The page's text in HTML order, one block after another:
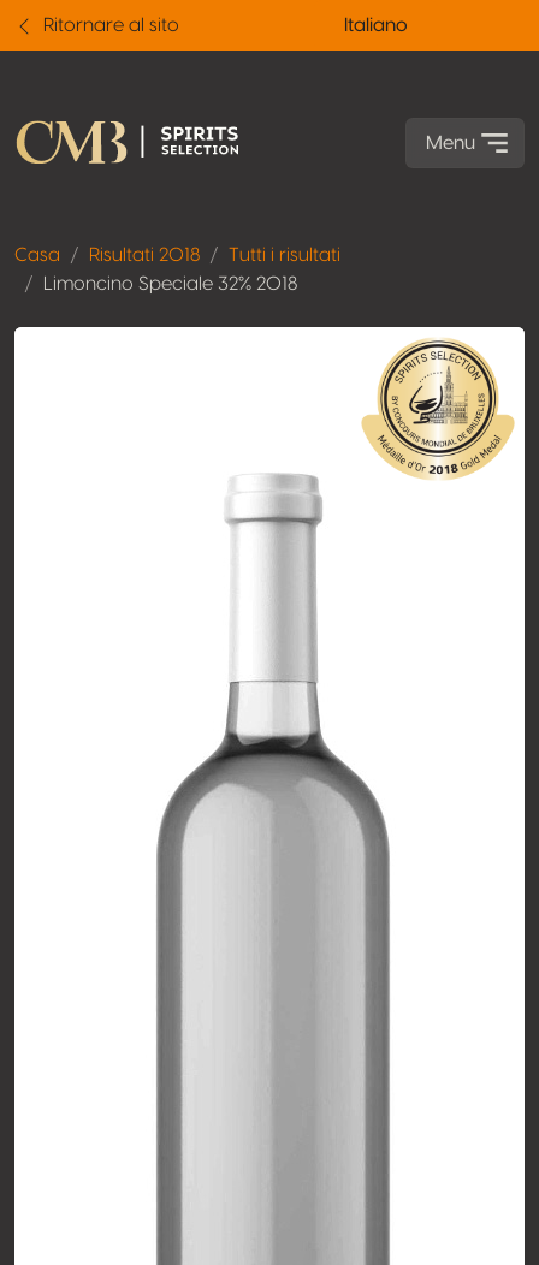
Ritornare al sito Italiano
Menu
Casa Risultati 2018
Tutti i risultati
Limoncino Speciale 32% 2018